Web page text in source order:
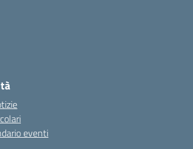
eventi